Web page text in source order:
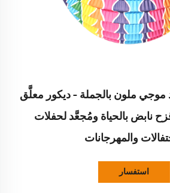
ملون بالجملة – ديكور معلَّق
بالحياة ومُجعَّد لحفلات
والمهرجانات
استفسار